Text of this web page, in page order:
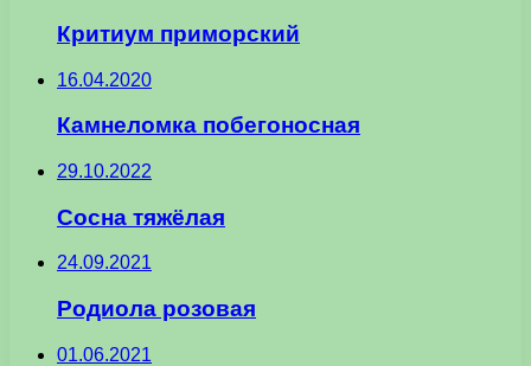
Критиум приморский
16.04.2020
Камнеломка побегоносная
29.10.2022
Сосна тяжёлая
24.09.2021
Родиола розовая
01.06.2021